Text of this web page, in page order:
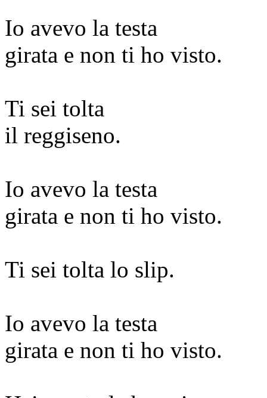
Io avevo la testa
girata e non ti ho visto.
Ti sei tolta
il reggiseno.
Io avevo la testa
girata e non ti ho visto.
Ti sei tolta lo slip.
Io avevo la testa
girata e non ti ho visto.